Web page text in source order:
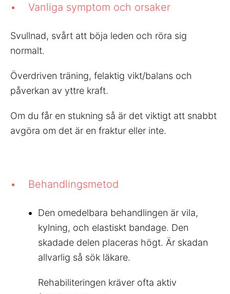
• Vanliga symptom och orsaker
Svullnad, svårt att böja leden och röra sig
normalt.
Överdriven träning, felaktig vikt/balans och
påverkan av yttre kraft.
Om du får en stukning så är det viktigt att snabbt
avgöra om det är en fraktur eller inte.
• Behandlingsmetod
Den omedelbara behandlingen är vila,
kylning, och elastiskt bandage. Den
skadade delen placeras högt. Är skadan
allvarlig så sök läkare.
Rehabiliteringen kräver ofta aktiv